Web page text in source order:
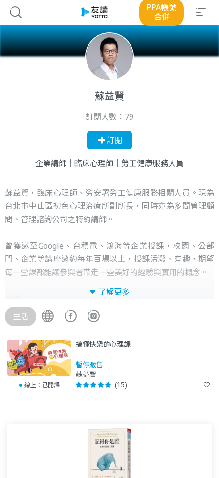
PPA帳號
合併
蘇益賢
訂閱人數： 79
訂閱
企業講師｜臨床心理師｜勞工健康服務人員
蘇益賢，臨床心理師、勞安署勞工健康服務相關人員。現為
台北市中山區初色心理治療所副所長，同時亦為多間管理顧
問、管理諮詢公司之特約講師。
曾獲邀至Google、台積電、鴻海等企業授課，校園、公部
門、企業等講座邀約每年百場以上，授課活潑、有趣，期望
每一堂課都能讓參與者帶走一些美好的經驗與實用的概念。
○《練習不壓抑》（時報）
○《練習不快樂？！不快樂是一種本能，快樂是一種選擇》
（時報）
○《從此不再壓力山大：給忙碌人士的減壓撇步》（時報）
○《認真的你，有好好休息嗎？平衡三力，找回活力》（心
靈工坊，合著）
○《你今天被騙了嗎？心理師教你破解詐騙伎倆》（時報，
科學轉念法，跳脫思考盲點》（商周）
○《萎靡解答之書：卡在不上不下心理狀態的你，必須知道
的六個解方》（大塊，合著）
了解更多
生活
線上： 已開課
搞懂快樂的心理課
暫停販售
蘇益賢
(15)